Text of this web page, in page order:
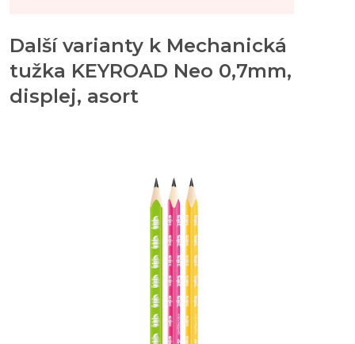
Další varianty k Mechanická
tužka KEYROAD Neo 0,7mm,
displej, asort